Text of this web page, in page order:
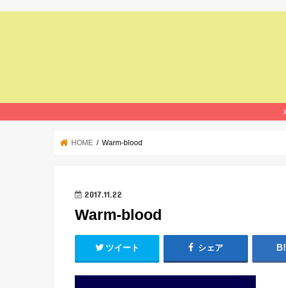
HOME Warm-blood
2017.11.22
Warm-blood
ツイート シェア